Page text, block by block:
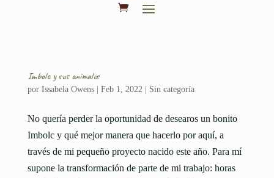
Imbolc y sus animales
por Issabela Owens| Feb 1, 2022 | Sin categoría
No quería perder la oportunidad de desearos un bonito
Imbolc y qué mejor manera que hacerlo por aquí, a
través de mi pequeño proyecto nacido este año. Para mí
supone la transformación de parte de mi trabajo: horas